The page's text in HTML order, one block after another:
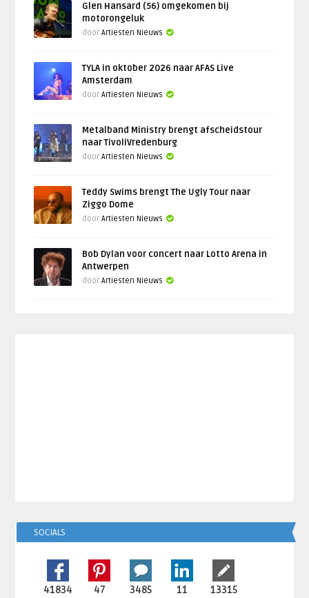
Glen Hansard (56) omgekomen bij
motorongeluk
doorArtiesten Nieuws
TYLA in oktober 2026 naar AFAS Live
Amsterdam
doorArtiesten Nieuws
Metalband Ministry brengt afscheidstour
naar TivoliVredenburg
doorArtiesten Nieuws
Teddy Swims brengt The Ugly Tour naar
Ziggo Dome
doorArtiesten Nieuws
Bob Dylan voor concert naar Lotto Arena in
Antwerpen
doorArtiesten Nieuws
SOCIALS
41834 47 3485 11 13315